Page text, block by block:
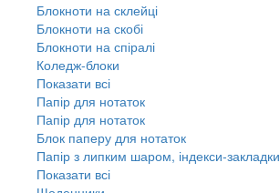
Блокноти на склейці
Блокноти на скобі
Блокноти на спіралі
Коледж-блоки
Показати всі
Папір для нотаток
Папір для нотаток
Блок паперу для нотаток
Папір з липким шаром, індекси-закладки
Показати всі